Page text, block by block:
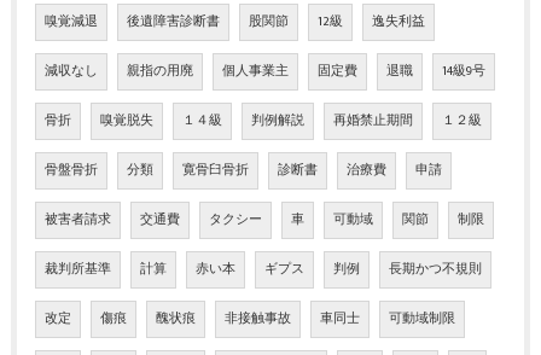
嗅覚減退 後遺障害診断書 股関節 12級 逸失利益
減収なし 親指の用廃 個人事業主 固定費 退職 14級9号
骨折 嗅覚脱失 １４級 判例解説 再婚禁止期間 １２級
骨盤骨折 分類 寛骨臼骨折 診断書 治療費 申請
被害者請求 交通費 タクシー 車 可動域 関節 制限
裁判所基準 計算 赤い本 ギプス 判例 長期かつ不規則
改定 傷痕 醜状痕 非接触事故 車同士 可動域制限